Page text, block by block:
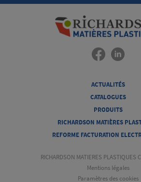
ACTUALITÉS
CATALOGUES
PRODUITS
RICHARDSON MATIÈRES
REFORME FACTURATION
RICHARDSON MATIERES
Mentions légales
Paramètres des cookies